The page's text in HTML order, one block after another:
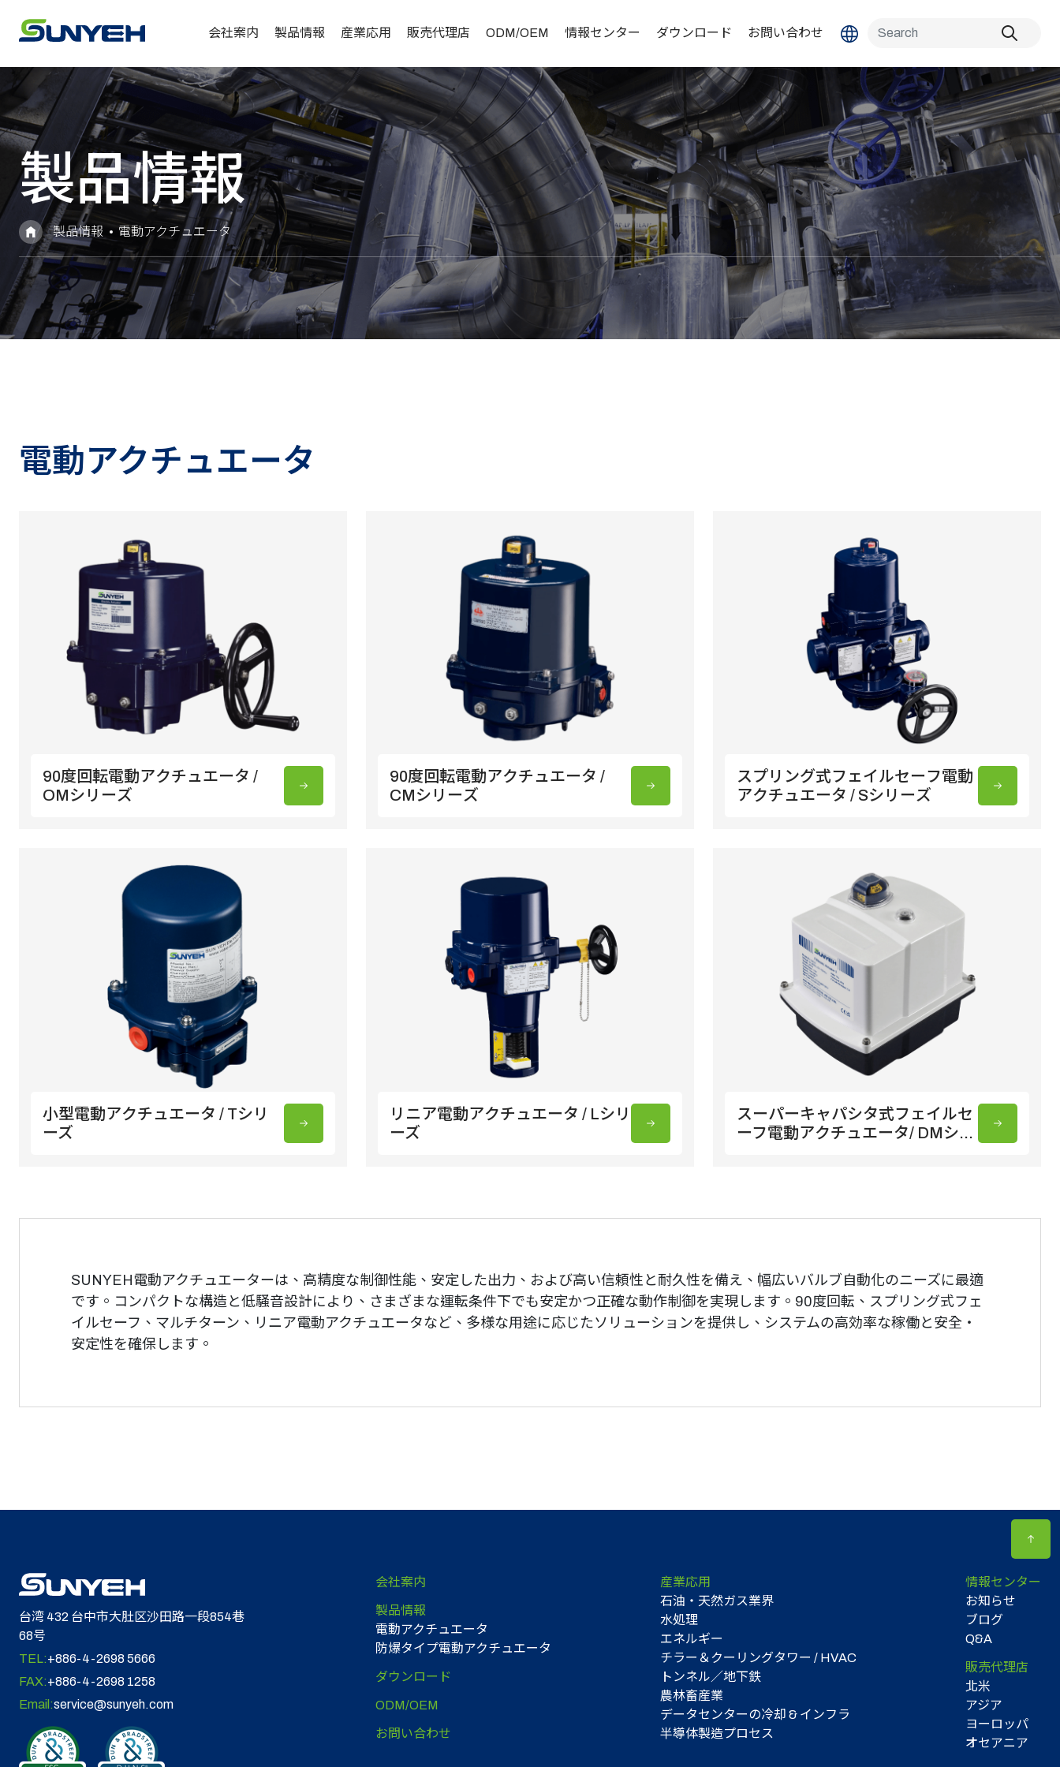
会社案内 製品情報 産業応用 販売代理店 ODM/OEM 情報センター ダウンロード お問い合わせ
製品情報
製品情報 電動アクチュエータ
電動アクチュエータ
90度回転電動アクチュエータ /
OMシリーズ
90度回転電動アクチュエータ /
CMシリーズ
スプリング式フェイルセーフ電動
アクチュエータ / Sシリーズ
小型電動アクチュエータ / Tシリ
ーズ
リニア電動アクチュエータ / Lシリ
ーズ
スーパーキャパシタ式フェイルセ
ーフ電動アクチュエータ/ DMシリ
SUNYEH電動アクチュエーターは、高精度な制御性能、安定した出力、および高い信頼性と耐久性を備え、幅広いバルブ自動化のニーズに最適
です。コンパクトな構造と低騒音設計により、さまざまな運転条件下でも安定かつ正確な動作制御を実現します。90度回転、スプリング式フェ
イルセーフ、マルチターン、リニア電動アクチュエータなど、多様な用途に応じたソリューションを提供し、システムの高効率な稼働と安全・
安定性を確保します。
台湾 432 台中市大肚区沙田路一段854巷
68号
TEL:+886-4-2698 5666
FAX:+886-4-2698 1258
Email:service@sunyeh.com
会社案内
製品情報
電動アクチュエータ
防爆タイプ電動アクチュエータ
ダウンロード
ODM/OEM
お問い合わせ
産業応用
石油・天然ガス業界
水処理
エネルギー
チラー＆クーリングタワー / HVAC
トンネル／地下鉄
農林畜産業
データセンターの冷却 & インフラ
半導体製造プロセス
情報センター
お知らせ
ブログ
Q&A
販売代理店
北米
アジア
ヨーロッパ
オセアニア